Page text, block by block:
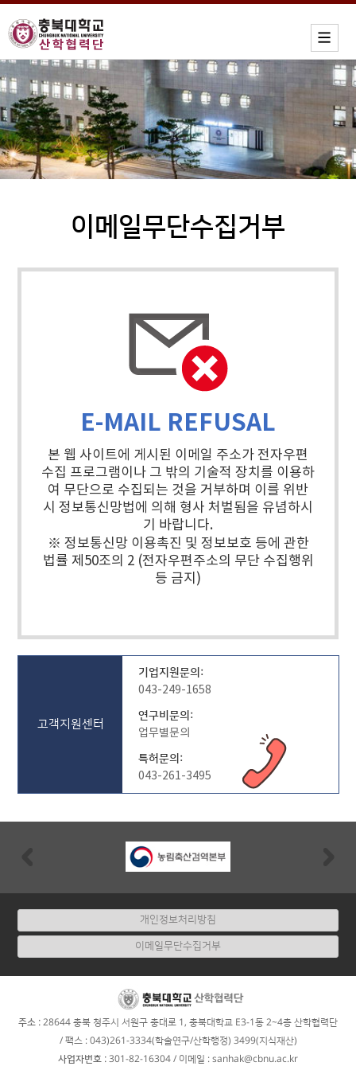
이메일무단수집거부
E-MAIL REFUSAL
본 웹 사이트에 게시된 이메일 주소가 전자우편
수집 프로그램이나 그 밖의 기술적 장치를 이용하
여 무단으로 수집되는 것을 거부하며 이를 위반
시 정보통신망법에 의해 형사 처벌됨을 유념하시
기 바랍니다.
※ 정보통신망 이용촉진 및 정보보호 등에 관한
법률 제50조의 2 (전자우편주소의 무단 수집행위
등 금지)
고객지원센터
기업지원문의:
043-249-1658
연구비문의:
업무별문의
특허문의:
043-261-3495
개인정보처리방침
이메일무단수집거부
주소 : 28644 충북 청주시 서원구 충대로 1, 충북대학교 E3-1동 2~4층 산학협력단
/ 팩스 : 043)261-3334(학술연구/산학행정) 3499(지식재산)
사업자번호 : 301-82-16304 / 이메일 : sanhak@cbnu.ac.kr